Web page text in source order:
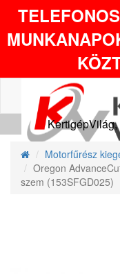
Motorfűrész
Oregon
szem (153SFGD025)